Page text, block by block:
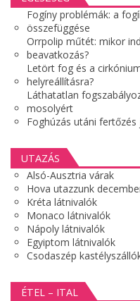
Fogíny problémák: a
összefüggése
Orrpolip műtét: mikor
beavatkozás?
Letört fog és a
helyreállításra?
Láthatatlan
mosolyért
Foghúzás utáni fertőzés
UTAZÁS
Alsó-Ausztria várak
Hova utazzunk
Kréta látnivalók
Monaco látnivalók
Nápoly látnivalók
Egyiptom látnivalók
Csodaszép
ÉTEL – ITAL